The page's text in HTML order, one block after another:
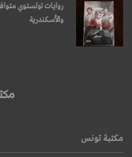
روايات تولستوي
والأسكندرية
مكتبة تونس